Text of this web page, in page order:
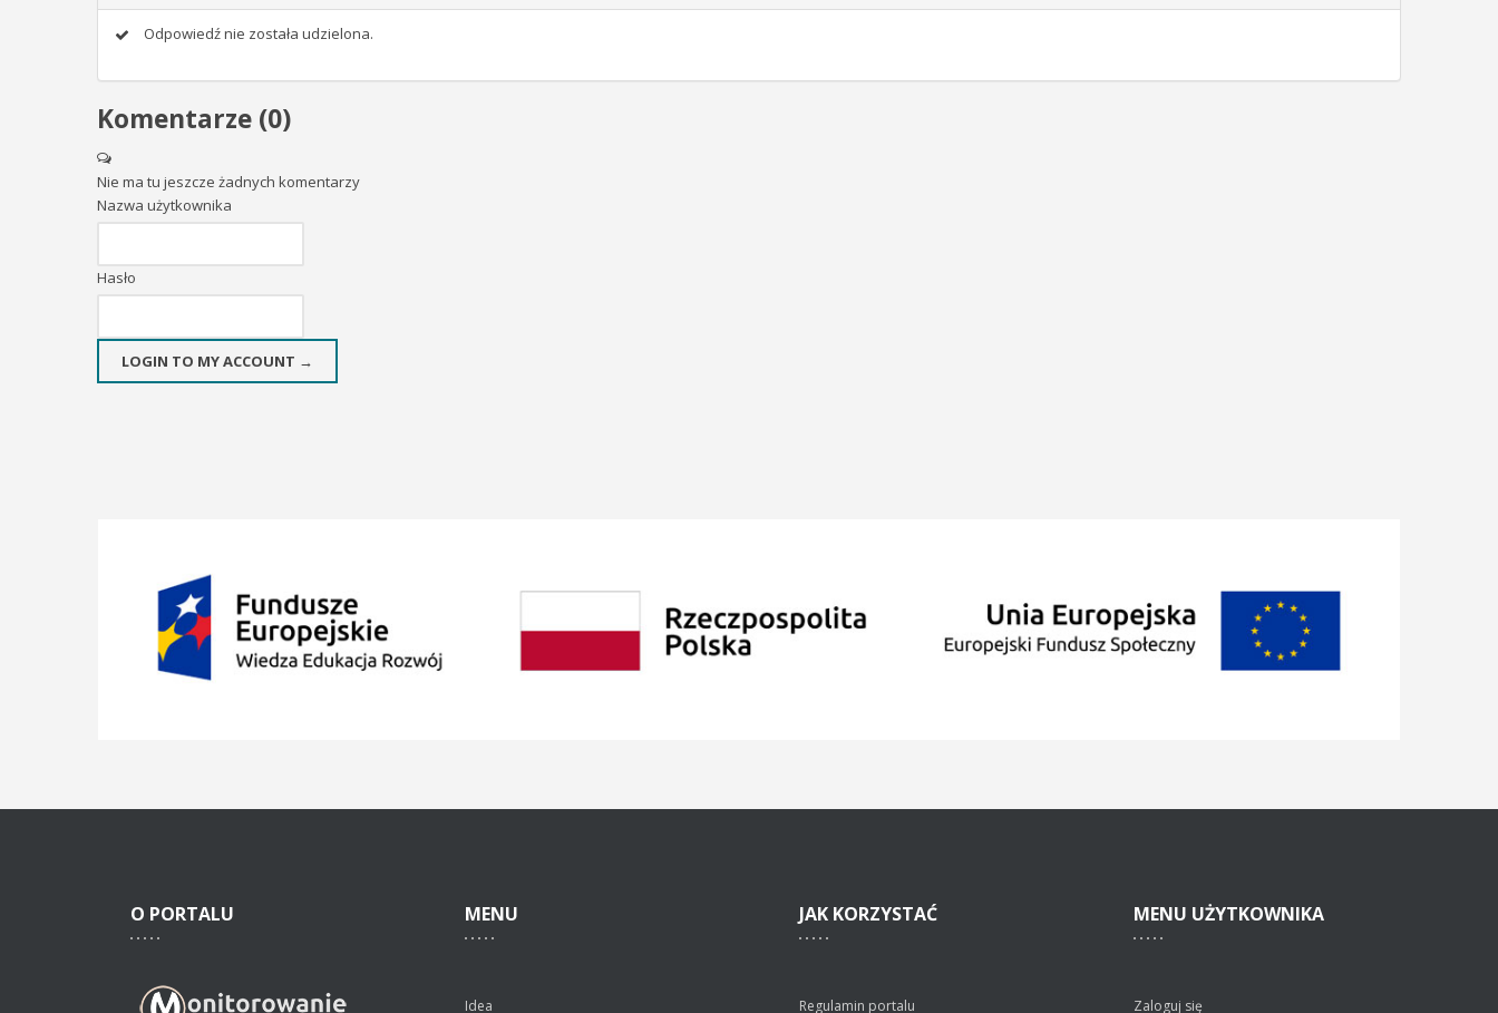
Odpowiedź nie została udzielona.
Komentarze (0)
Nie ma tu jeszcze żadnych komentarzy
Nazwa użytkownika
Hasło
LOGIN TO MY ACCOUNT →
O PORTALU MENU
Idea
JAK KORZYSTAĆ
Regulamin portalu
MENU UŻYTKOWNIKA
Zaloguj się